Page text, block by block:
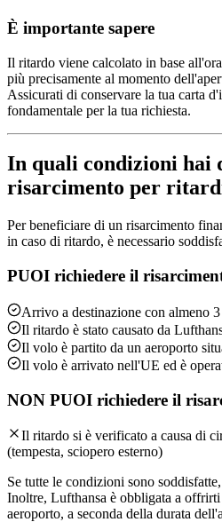
È importante sapere
Il ritardo viene calcolato in base
più precisamente al momento
Assicurati di conservare la tua carta
fondamentale per la tua richiesta.
In quali condizioni hai
risarcimento per
Per beneficiare di un risarcimento
in caso di ritardo, è necessario
PUOI richiedere il
Arrivo a destinazione con almeno
Il ritardo è stato causato da
Il volo è partito da un aeroporto
Il volo è arrivato nell'UE ed è
NON PUOI richiedere il
Il ritardo si è verificato a causa di
(tempesta, sciopero esterno)
Se tutte le condizioni sono
Inoltre, Lufthansa è obbligata a offrirti
aeroporto, a seconda della durata